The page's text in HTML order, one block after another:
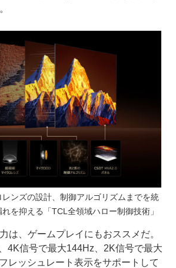
ンズの設計、制御アルゴリズムまでを統
を抑える「TCL全領域ハロー制御技術」
は、ゲームプレイにもおススメだ。
4K信号で最大144Hz、2K信号で最大
レッシュレート表示をサポートして